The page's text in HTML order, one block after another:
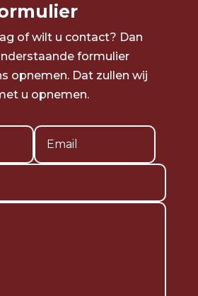
of wilt u contact? Dan
formulier
opnemen. Dat zullen wij
u opnemen.